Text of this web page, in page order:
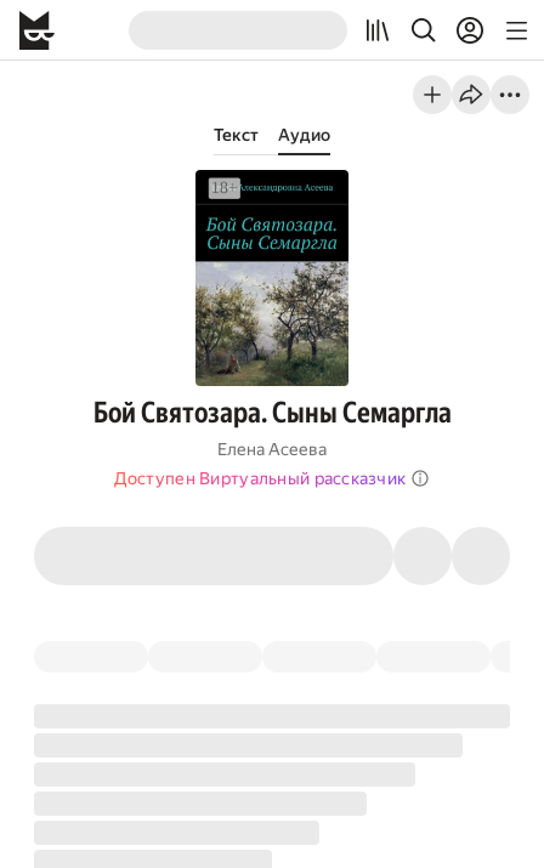
Текст Аудио
Бой Святозара. Сыны Семаргла
Елена Асеева
Доступен Виртуальный рассказчик